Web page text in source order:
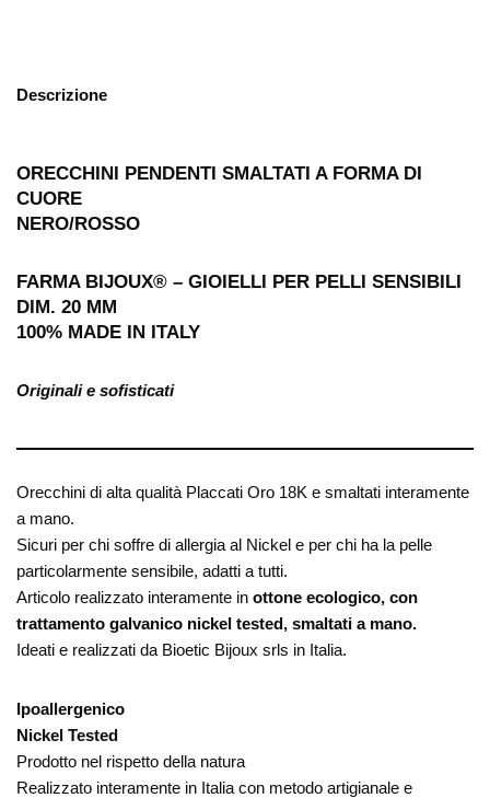
Descrizione
ORECCHINI PENDENTI SMALTATI A FORMA DI
CUORE
NERO/ROSSO
FARMA BIJOUX® – GIOIELLI PER PELLI SENSIBILI
DIM. 20 MM
100% MADE IN ITALY
Originali e sofisticati
Orecchini di alta qualità Placcati Oro 18K e smaltati interamente
a mano.
Sicuri per chi soffre di allergia al Nickel e per chi ha la pelle
particolarmente sensibile, adatti a tutti.
Articolo realizzato interamente in ottone ecologico, con
trattamento galvanico nickel tested, smaltati a mano.
Ideati e realizzati da Bioetic Bijoux srls in Italia.
Ipoallergenico
Nickel Tested
Prodotto nel rispetto della natura
Realizzato interamente in Italia con metodo artigianale e